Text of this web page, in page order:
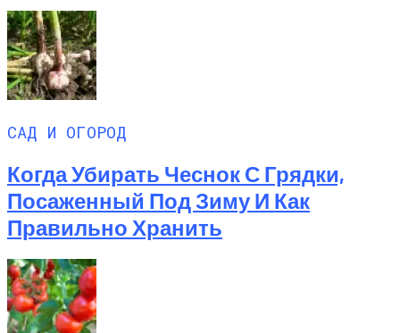
САД И ОГОРОД
Когда Убирать Чеснок С Грядки,
Посаженный Под Зиму И Как
Правильно Хранить